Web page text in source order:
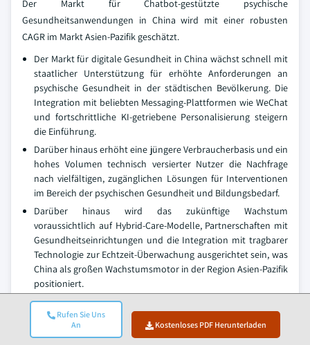
Rufen Sie Uns
An
Kostenloses PDF Herunterladen
Der Markt für Chatbot-gestützte psychische
Gesundheitsanwendungen in China wird mit einer robusten
CAGR im Markt Asien-Pazifik geschätzt.
Der Markt für digitale Gesundheit in China wächst schnell mit
staatlicher Unterstützung für erhöhte Anforderungen an
psychische Gesundheit in der städtischen Bevölkerung. Die
Integration mit beliebten Messaging-Plattformen wie WeChat
und fortschrittliche KI-getriebene Personalisierung steigern
die Einführung.
Darüber hinaus erhöht eine jüngere Verbraucherbasis und ein
hohes Volumen technisch versierter Nutzer die Nachfrage
nach vielfältigen, zugänglichen Lösungen für Interventionen
im Bereich der psychischen Gesundheit und Bildungsbedarf.
Darüber hinaus wird das zukünftige Wachstum
voraussichtlich auf Hybrid-Care-Modelle, Partnerschaften mit
Gesundheitseinrichtungen und die Integration mit tragbarer
Technologie zur Echtzeit-Überwachung ausgerichtet sein, was
China als großen Wachstumsmotor in der Region Asien-Pazifik
positioniert.
Markt für Chatbot-basierte psychische Gesundheitsapps in
Lateinamerika